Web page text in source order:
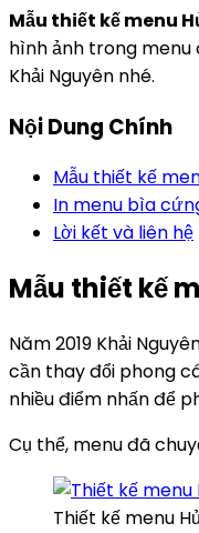
Mẫu thiết kế menu
hình ảnh trong menu
Khải Nguyên nhé.
Nội Dung Chính
Mẫu thiết kế
In menu bìa
Lời kết và liên hệ
Mẫu thiết kế
Năm 2019 Khải
cần thay đổi phong
nhiều điểm nhấn để
Cụ thể, menu đã
Thiết kế menu